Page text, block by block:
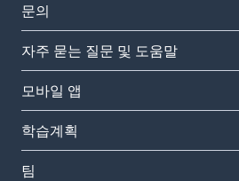
문의
자주 묻는 질문 및 도움말
모바일 앱
학습계획
팀